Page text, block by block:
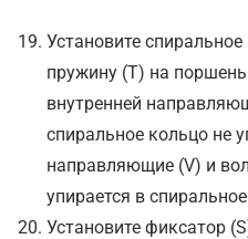
Установите
пружину (T) на поршень
внутренней
спиральное кольцо не
направляющие (V) и
упирается в
Установите фиксатор